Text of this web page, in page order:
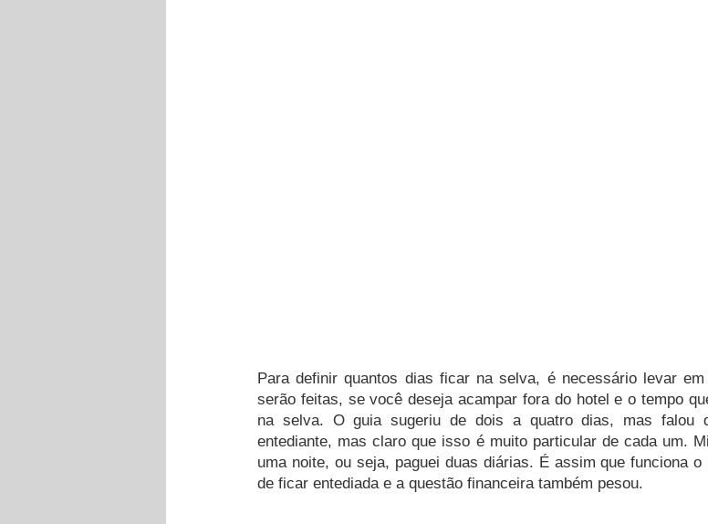
Para definir quantos dias ficar na selva, é necessário levar
serão feitas, se você deseja acampar fora do hotel e o tempo
na selva. O guia sugeriu de dois a quatro dias, mas falou
entediante, mas claro que isso é muito particular de cada um.
uma noite, ou seja, paguei duas diárias. É assim que funciona
de ficar entediada e a questão financeira também pesou.